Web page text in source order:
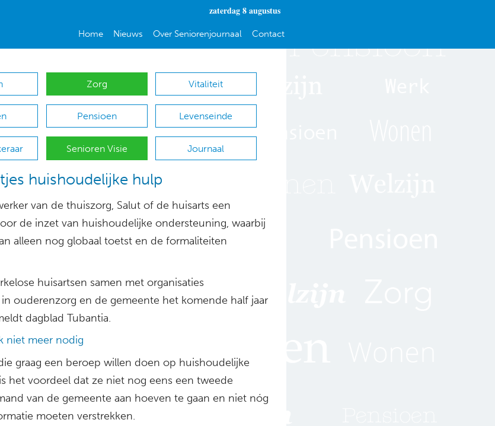
zaterdag 8 augustus
Home Nieuws Over Seniorenjournaal Contact
Zorg Vitaliteit
Pensioen Levenseinde
Senioren Visie Journaal
huishoudelijke hulp
van de thuiszorg, Salut of de huisarts een
de inzet van huishoudelijke ondersteuning, waarbij
alleen nog globaal toetst en de formaliteiten
huisartsen samen met organisaties
in ouderenzorg en de gemeente het komende half jaar
dagblad Tubantia.
niet meer nodig
graag een beroep willen doen op huishoudelijke
het voordeel dat ze niet nog eens een tweede
van de gemeente aan hoeven te gaan en niet nóg
moeten verstrekken.